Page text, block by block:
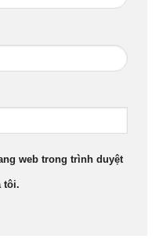
web trong trình duyệt
tôi.